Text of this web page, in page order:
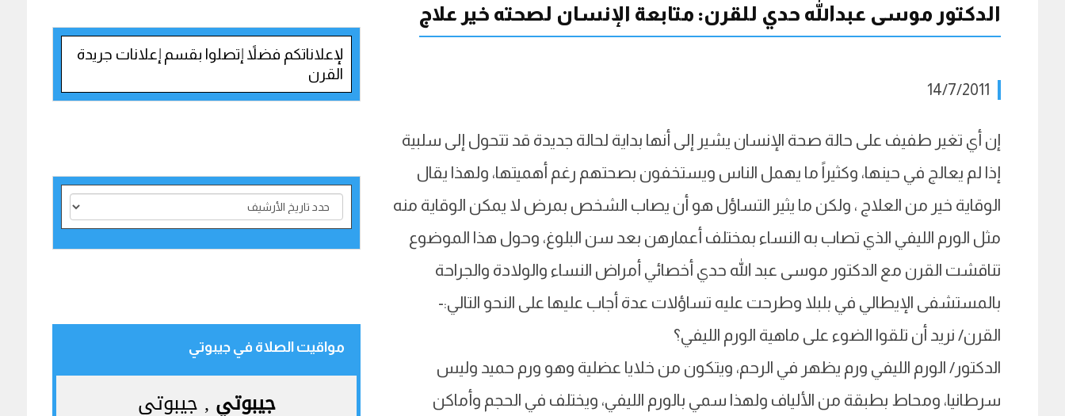
الدكتور موسى عبدالله حدي للقرن: متابعة الإنسان لصحته خير علاج
14/7/2011
إن أي تغير طفيف على حالة صحة الإنسان يشير إلى أنها بداية لحالة جديدة قد تتحول إلى سلبية
إذا لم يعالج في حينها، وكثيراً ما يهمل الناس ويستخفون بصحتهم رغم أهميتها، ولهذا يقال
الوقاية خير من العلاج ، ولكن ما يثير التساؤل هو أن يصاب الشخص بمرض لا يمكن الوقاية منه
مثل الورم الليفي الذي تصاب به النساء بمختلف أعمارهن بعد سن البلوغ، وحول هذا الموضوع
تناقشت القرن مع الدكتور موسى عبد الله حدي أخصائي أمراض النساء والولادة والجراحة
بالمستشفى الإيطالي في بلبلا وطرحت عليه تساؤلات عدة أجاب عليها على النحو التالي:-
القرن/ نريد أن تلقوا الضوء على ماهية الورم الليفي؟
الدكتور/ الورم الليفي ورم يظهر في الرحم، ويتكون من خلايا عضلية وهو ورم حميد وليس
سرطانيا، ومحاط بطبقة من الألياف ولهذا سمي بالورم الليفي، ويختلف في الحجم وأماكن
لإعلاناتكم فضلاً إتصلوا بقسم إعلانات جريدة
القرن
مواقيت الصلاة في جيبوتي‎